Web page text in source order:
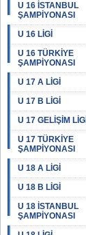
U 16 İSTANBUL
ŞAMPİYONASI
U 16 LİGİ
U 16 TÜRKİYE
ŞAMPİYONASI
U 17 A LİGİ
U 17 B LİGİ
U 17 GELİŞİM LİGİ
U 17 TÜRKİYE
ŞAMPİYONASI
U 18 A LİGİ
U 18 B LİGİ
U 18 İSTANBUL
ŞAMPİYONASI